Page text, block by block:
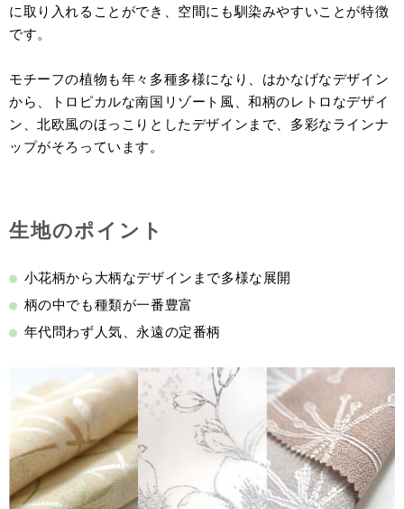
に取り入れることができ、空間にも馴染みやすいことが特徴
です。
モチーフの植物も年々多種多様になり、はかなげなデザイン
から、トロピカルな南国リゾート風、和柄のレトロなデザイ
ン、北欧風のほっこりとしたデザインまで、多彩なラインナ
ップがそろっています。
生地のポイント
小花柄から大柄なデザインまで多様な展開
柄の中でも種類が一番豊富
年代問わず人気、永遠の定番柄